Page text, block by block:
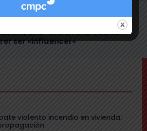
Codina acusa a alcalde
una «encerrona», editar
ser «influencer»
violento incendio en vivienda: